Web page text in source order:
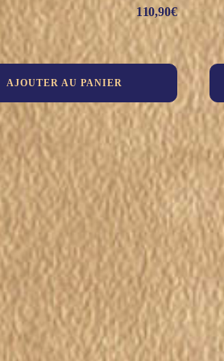
110,90€
AJOUTER AU PANIER